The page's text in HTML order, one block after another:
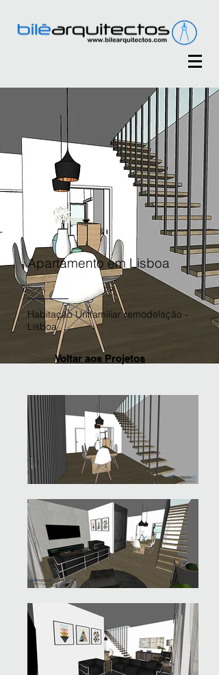
Apartamento em Lisboa
Habitação Unifamiliar remodelação -
Lisboa
Voltar aos Projetos